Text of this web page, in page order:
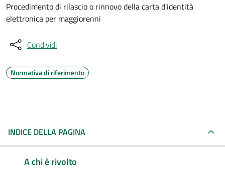
Procedimento di rilascio o rinnovo della carta d'identità
elettronica per maggiorenni
Condividi
Normativa di riferimento
INDICE DELLA PAGINA
A chi è rivolto